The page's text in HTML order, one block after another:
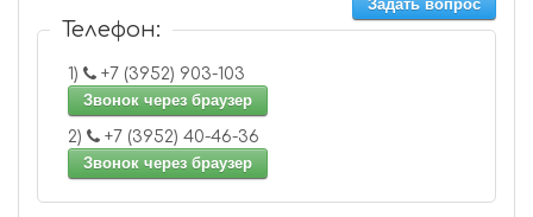
Задать вопрос
Телефон:
1)
+7 (3952) 903-103
Звонок через браузер
2)
+7 (3952) 40-46-36
Звонок через браузер